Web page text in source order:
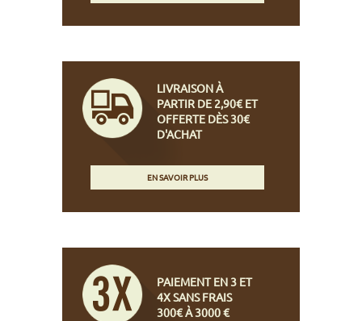
LIVRAISON À
PARTIR DE 2,90€ ET
OFFERTE DÈS 30€
D'ACHAT
EN SAVOIR PLUS
PAIEMENT EN 3 ET
4X SANS FRAIS
300€ À 3000 €